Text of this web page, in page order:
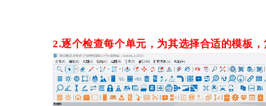
y
2.逐个检查每个单元，为其选择合适的模板